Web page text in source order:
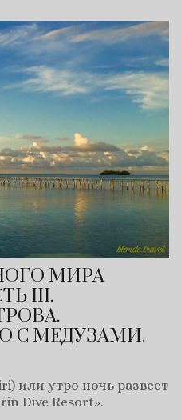
МИРА
III.
С МЕДУЗАМИ.
или утро ночь развеет
Dive Resort».